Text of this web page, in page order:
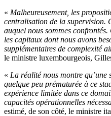
« Malheureusement, les
centralisation de la supervision.
auquel nous sommes
les capitaux dont nous avons
supplémentaires de complexité
le ministre luxembourgeois,
« La réalité nous montre
quelque peu prématurée à ce
expérience limitée dans ce
capacités opérationnelles
estimé, de son côté, le ministre